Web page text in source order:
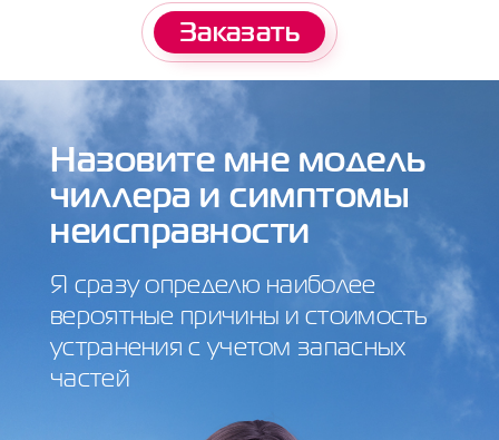
Заказать
Назовите мне модель
чиллера и симптомы
неисправности
Я сразу определю наиболее
вероятные причины и стоимость
устранения с учетом запасных
частей